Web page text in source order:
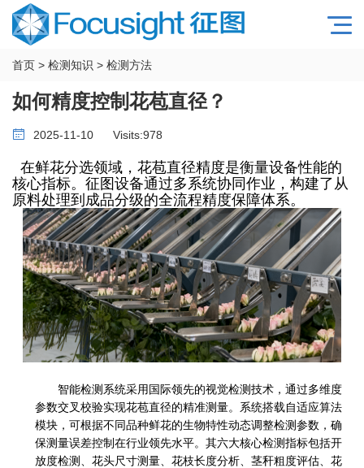
首页 > 检测知识 > 检测方法
如何精度控制花苞直径？
2025-11-10 Visits:978
在鲜花分选领域，花苞直径精度是衡量设备性能的
核心指标。征图设备通过多系统协同作业，构建了从
原料处理到成品分级的全流程精度保障体系。
智能检测系统采用国际领先的视觉检测技术，通过多维度
参数交叉校验实现花苞直径的精准测量。系统搭载自适应算法
模块，可根据不同品种鲜花的生物特性动态调整检测参数，确
保测量误差控制在行业领先水平。其六大核心检测指标包括开
放度检测、花头尺寸测量、花枝长度分析、茎秆粗度评估、花